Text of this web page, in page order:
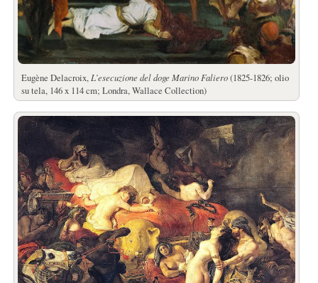
Eugène Delacroix, L’esecuzione del doge Marino Faliero(1825-1826; olio
su tela, 146 x 114 cm; Londra, Wallace Collection)